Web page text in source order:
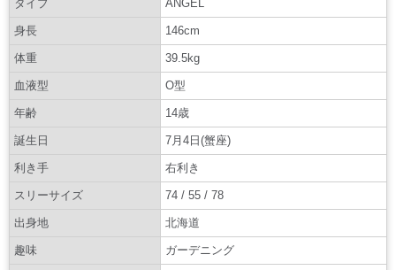
タイプ ANGEL
身長 146cm
体重 39.5kg
血液型 O型
年齢 14歳
誕生日 7月4日(蟹座)
利き手 右利き
スリーサイズ 74 / 55 / 78
出身地 北海道
趣味 ガーデニング